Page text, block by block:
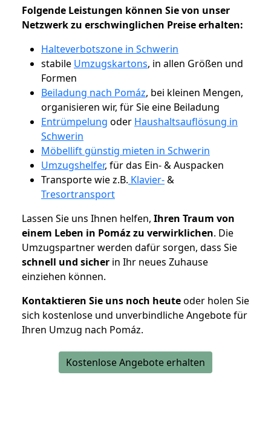
Folgende Leistungen können Sie von unser
Netzwerk zu erschwinglichen Preise erhalten:
Halteverbotszone in Schwerin
stabile Umzugskartons, in allen Größen und
Formen
Beiladung nach Pomáz, bei kleinen Mengen,
organisieren wir, für Sie eine Beiladung
Entrümpelung oder Haushaltsauflösung in
Schwerin
Möbellift günstig mieten in Schwerin
Umzugshelfer, für das Ein- & Auspacken
Transporte wie z.B. Klavier-&
Tresortransport
Lassen Sie uns Ihnen helfen, Ihren Traum von
einem Leben in Pomáz zu verwirklichen. Die
Umzugspartner werden dafür sorgen, dass Sie
schnell und sicher in Ihr neues Zuhause
einziehen können.
Kontaktieren Sie uns noch heuteoder holen Sie
sich kostenlose und unverbindliche Angebote für
Ihren Umzug nach Pomáz.
Kostenlose Angebote erhalten